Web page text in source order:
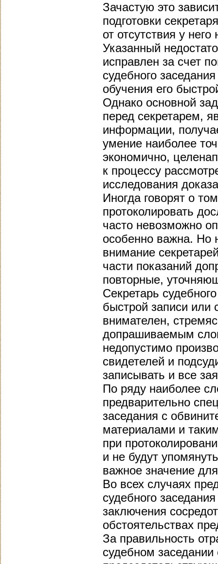
Зачастую это
подготовки
от отсутствия у
Указанный
исправлен за счет
судебного
обучения его
Однако основной
перед секретарем,
информации,
умение наиболее
экономично,
к процессу
исследования
Иногда говорят о
протоколировать
часто невозможно
особенно важна. Но
внимание
части показаний
повторные,
Секретарь
быстрой записи или
внимателен,
допрашиваемым
недопустимо
свидетелей и
записывать и все
По ряду наиболее
предварительно
заседания с
материалами и
при
и не будут
важное значение
Во всех случаях
судебного
заключения
обстоятельствах
За правильность
судебном заседании